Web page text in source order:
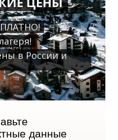
в России и
данные